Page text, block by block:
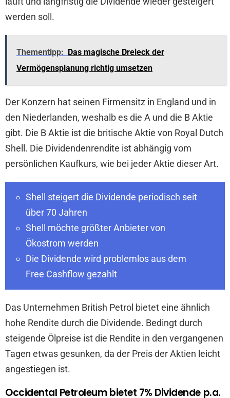
werden soll.
Thementipp: Das magische Dreieck der
Vermögensplanung richtig umsetzen
Der Konzern hat seinen Firmensitz in England und in
den Niederlanden, weshalb es die A und die B Aktie
gibt. Die B Aktie ist die britische Aktie von Royal Dutch
Shell. Die Dividendenrendite ist abhängig vom
persönlichen Kaufkurs, wie bei jeder Aktie dieser Art.
Shell steigert die Dividende periodisch seit
über 70 Jahren
Shell möchte größter Anbieter von
Ökostrom werden
Die Dividende wird problemlos aus dem
Free Cashflow gezahlt
Das Unternehmen British Petrol bietet eine ähnlich
hohe Rendite durch die Dividende. Bedingt durch
steigende Ölpreise ist die Rendite in den vergangenen
Tagen etwas gesunken, da der Preis der Aktien leicht
angestiegen ist.
Occidental Petroleum bietet 7% Dividende p.a.